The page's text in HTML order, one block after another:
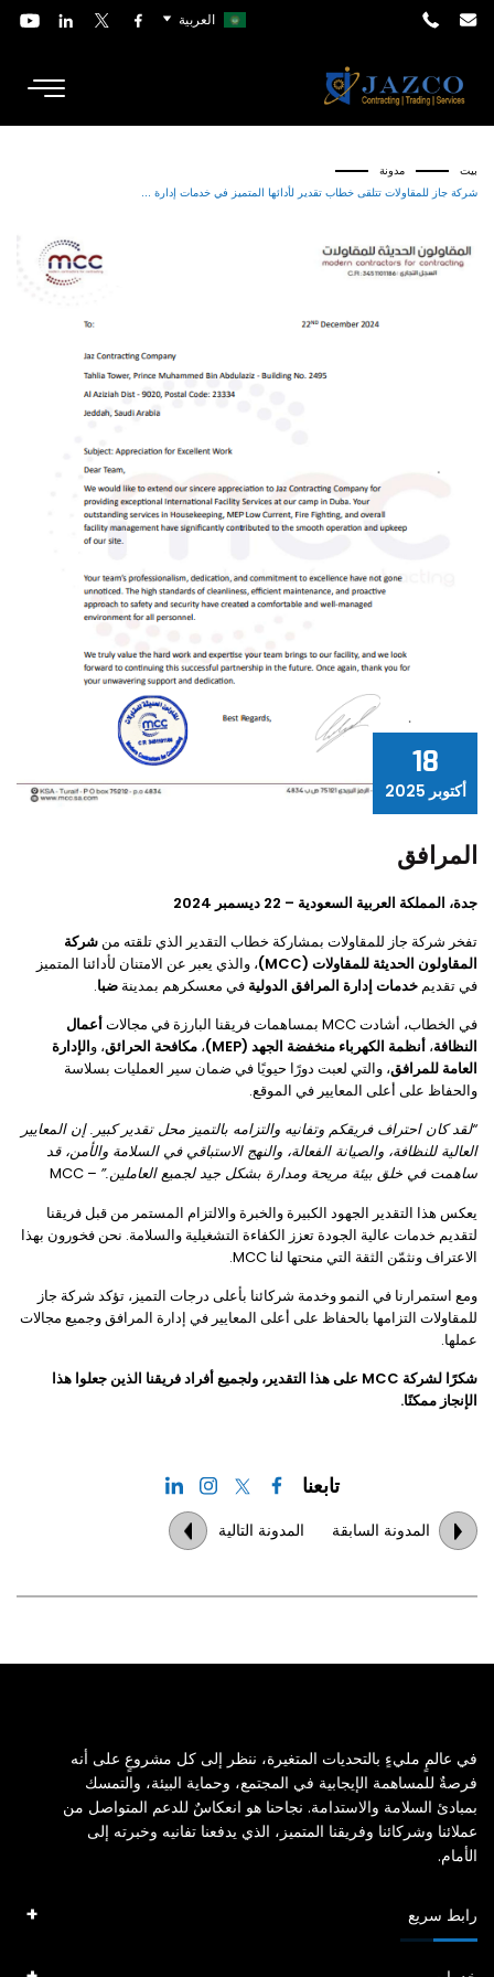
العربية
بيت
مدونة
شركة جاز للمقاولات تتلقى خطاب تقدير لأدائها المتميز في خدمات إدارة ...
18
أكتوبر 2025
المرافق
جدة، المملكة العربية السعودية – 22 ديسمبر 2024
تفخر شركة جاز للمقاولات بمشاركة خطاب التقدير الذي تلقته من شركة
المقاولون الحديثة للمقاولات (MCC)
، والذي يعبر عن الامتنان لأدائنا المتميز
في تقديم خدمات إدارة المرافق الدولية في معسكرهم بمدينة ضبا.
في الخطاب، أشادت MCC بمساهمات فريقنا البارزة في مجالات
أعمال
النظافة، أنظمة الكهرباء منخفضة الجهد (MEP) ، مكافحة الحرائق، والإدارة
العامة للمرافق، والتي لعبت دورًا حيويًا في ضمان سير العمليات بسلاسة
والحفاظ على أعلى المعايير في الموقع.
“لقد كان احتراف فريقكم وتفانيه والتزامه بالتميز محل تقدير كبير. إن المعايير
العالية للنظافة، والصيانة الفعالة، والنهج الاستباقي في السلامة والأمن، قد
ساهمت في خلق بيئة مريحة ومدارة بشكل جيد لجميع العاملين.” – MCC
يعكس هذا التقدير الجهود الكبيرة والخبرة والالتزام المستمر من قبل فريقنا
لتقديم خدمات عالية الجودة تعزز الكفاءة التشغيلية والسلامة. نحن فخورون بهذا
الاعتراف ونثمّن الثقة التي منحتها لنا MCC.
ومع استمرارنا في النمو وخدمة شركائنا بأعلى درجات التميز، تؤكد شركة جاز
للمقاولات التزامها بالحفاظ على أعلى المعايير في إدارة المرافق وجميع مجالات
عملها.
شكرًا لشركة MCC على هذا التقدير، ولجميع أفراد فريقنا الذين جعلوا هذا
الإنجاز ممكنًا.
تابعنا
المدونة السابقة المدونة التالية
في عالمٍ مليءٍ بالتحديات المتغيرة، ننظر إلى كل مشروعٍ على أنه
فرصةٌ للمساهمة الإيجابية في المجتمع، وحماية البيئة، والتمسك
بمبادئ السلامة والاستدامة. نجاحنا هو انعكاسٌ للدعم المتواصل من
عملائنا وشركائنا وفريقنا المتميز، الذي يدفعنا تفانيه وخبرته إلى
الأمام.
رابط سريع